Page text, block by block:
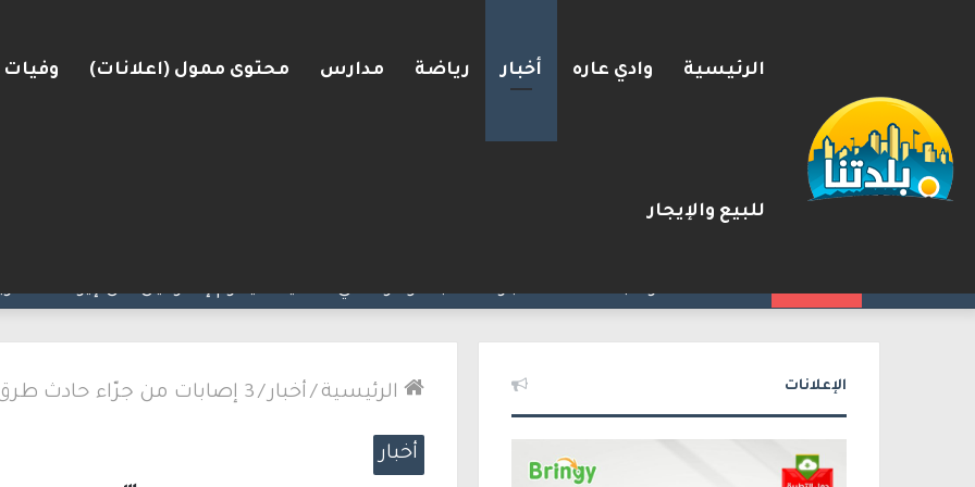
الرئيسية وادي عاره أخبار رياضة مدارس محتوى ممول (اعلانات) وفيات
للبيع والإيجار
مسؤول إسرائيلي: الحكومة اللبنانية وافقت على وجود الجيش الإسرائيلي داخل أراضيها
الرئيسية / أخبار / 3 إصابات من جرّاء حادث طرق وقع بين حافلة ومركبة على شارع 2
أخبار
الإعلانات